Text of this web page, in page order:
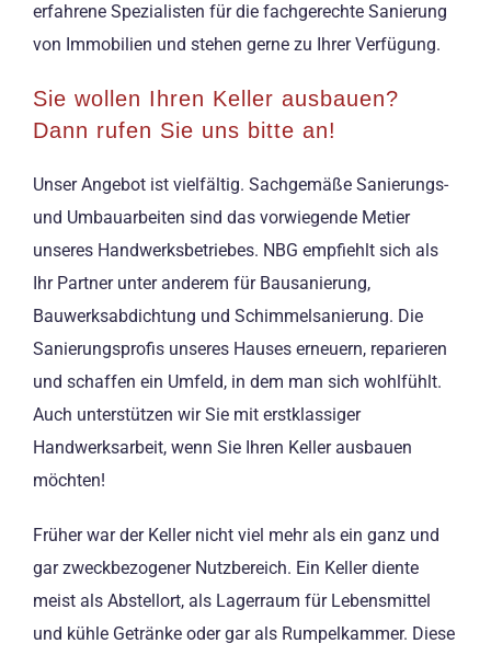
erfahrene Spezialisten für die fachgerechte Sanierung
von Immobilien und stehen gerne zu Ihrer Verfügung.
Sie wollen Ihren Keller ausbauen?
Dann rufen Sie uns bitte an!
Unser Angebot ist vielfältig. Sachgemäße Sanierungs-
und Umbauarbeiten sind das vorwiegende Metier
unseres Handwerksbetriebes. NBG empfiehlt sich als
Ihr Partner unter anderem für Bausanierung,
Bauwerksabdichtung und Schimmelsanierung. Die
Sanierungsprofis unseres Hauses erneuern, reparieren
und schaffen ein Umfeld, in dem man sich wohlfühlt.
Auch unterstützen wir Sie mit erstklassiger
Handwerksarbeit, wenn Sie Ihren Keller ausbauen
möchten!
Früher war der Keller nicht viel mehr als ein ganz und
gar zweckbezogener Nutzbereich. Ein Keller diente
meist als Abstellort, als Lagerraum für Lebensmittel
und kühle Getränke oder gar als Rumpelkammer. Diese